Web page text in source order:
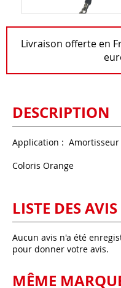
Livraison offerte en
DESCRIPTION
Application :
Coloris Orange
LISTE DES AVIS
Aucun avis n'a été
pour donner votre avis.
MÊME